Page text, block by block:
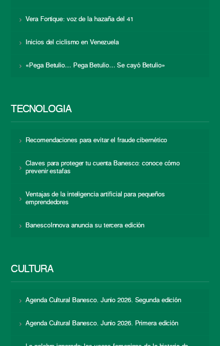
Vera Fortique: voz de la hazaña del 41
Inicios del ciclismo en Venezuela
«Pega Betulio… Pega Betulio… Se cayó Betulio»
TECNOLOGÍA
Recomendaciones para evitar el fraude cibernético
Claves para proteger tu cuenta Banesco: conoce cómo
prevenir estafas
Ventajas de la inteligencia artificial para pequeños
emprendedores
BanescoInnova anuncia su tercera edición
CULTURA
Agenda Cultural Banesco. Junio 2026. Segunda edición
Agenda Cultural Banesco. Junio 2026. Primera edición